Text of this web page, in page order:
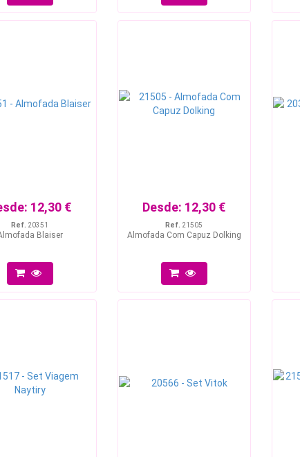
12,30 €
Ref. 20351
Blaiser
Desde: 12,30 €
Ref. 21505
Almofada Com Capuz Dolking